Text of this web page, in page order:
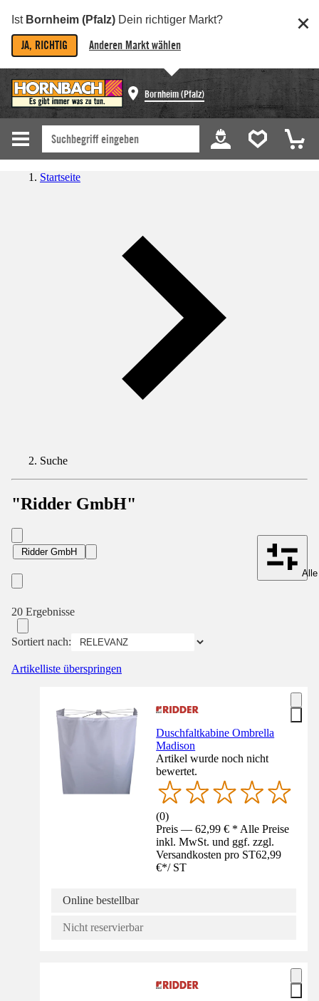
Ist Bornheim (Pfalz) Dein richtiger Markt?
JA, RICHTIG Anderen Markt wählen
Bornheim (Pfalz)
Startseite
Suche
"Ridder GmbH"
Ridder GmbH
20 Ergebnisse
Sortiert nach:
Artikelliste überspringen
Duschfaltkabine Ombrella
Madison
Artikel wurde noch nicht
bewertet.
(0)
Preis — 62,99 € * Alle Preise
inkl. MwSt. und ggf. zzgl.
Versandkosten pro ST62,99
€*/ ST
Online bestellbar
Nicht reservierbar